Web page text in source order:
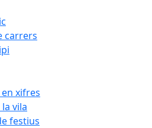
carrers
xifres
vila
festius